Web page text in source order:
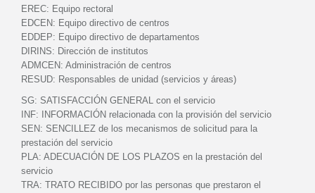
EREC: Equipo rectoral
EDCEN: Equipo directivo de centros
EDDEP: Equipo directivo de departamentos
DIRINS: Dirección de institutos
ADMCEN: Administración de centros
RESUD: Responsables de unidad (servicios y áreas)
SG: SATISFACCIÓN GENERAL con el servicio
INF:
INFORMACIÓN relacionada con la provisión del servicio
SEN: SENCILLEZ de los mecanismos de solicitud para la
prestación del servicio
PLA: ADECUACIÓN DE LOS PLAZOS en la prestación del
servicio
TRA: TRATO RECIBIDO por las personas que prestaron el